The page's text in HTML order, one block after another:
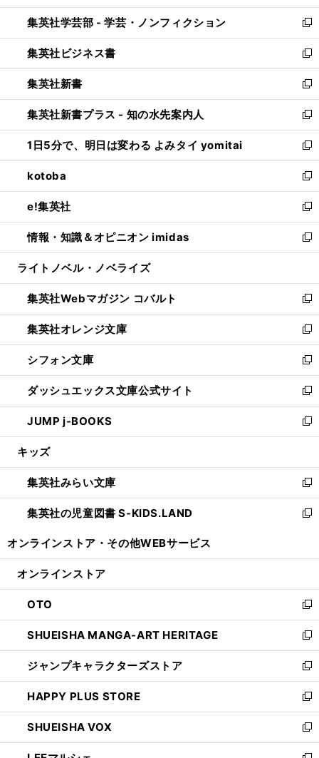
開
く
ウ
で
開
く
ン
ド
ウ
で
開
く
ウ
ィ
ン
ド
ウ
で
開
く
集英社学芸部 - 学芸・ノンフィクション
新
し
い
ウ
ィ
ン
ド
ウ
で
開
く
集英社ビジネス書
新
し
い
ウ
ィ
ン
ド
ウ
で
開
く
集英社新書
新
し
い
ウ
ィ
ン
ド
ウ
で
開
く
集英社新書プラス - 知の水先案内人
新
し
い
ウ
ィ
ン
ド
ウ
で
開
1日5分で、明日は変わる よみタイ yomitai
新
し
い
ウ
ィ
ン
ド
ウ
開
く
kotoba
新
し
い
ウ
ィ
ン
ウ
で
開
く
e!集英社
新
し
い
ウ
ン
ド
ウ
で
開
く
情報・知識＆オピニオン imidas
新
し
ウ
ィ
ン
ド
ウ
で
開
く
ライトノベル・ノベライズ
集英社Webマガジン コバルト
新
し
い
ウ
ィ
ン
ド
ウ
で
開
集英社オレンジ文庫
新
し
い
ウ
ィ
ン
ド
ウ
開
く
シフォン文庫
新
し
い
ウ
ィ
ン
ウ
で
開
く
ダッシュエックス文庫公式サイト
新
し
い
ウ
ン
ド
ウ
で
JUMP j-BOOKS
新
し
ウ
ィ
ン
ド
開
キッズ
集英社みらい文庫
新
し
い
ン
ウ
で
開
く
集英社の児童図書 S-KIDS.LAND
新
ウ
ン
ド
ウ
で
開
く
オンラインストア・ その他WEBサービス
オンラインストア
OTO
新
し
い
ウ
ィ
ン
ド
ウ
で
開
SHUEISHA MANGA-ART HERITAGE
新
し
い
ウ
ィ
ン
ド
ウ
ジャンプキャラクターズストア
新
し
い
ウ
ィ
ン
HAPPY PLUS STORE
新
し
い
ウ
SHUEISHA VOX
新
し